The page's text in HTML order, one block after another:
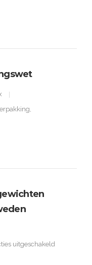
,
uitgeschakeld